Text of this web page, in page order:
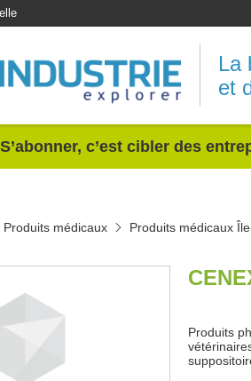
La
et
S’abonner, c’est cibler des
Produits médicaux Produits médicaux
Produits